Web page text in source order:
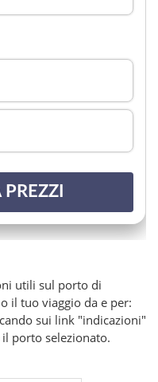
utili sul porto di
il tuo viaggio da e per:
sui link "indicazioni"
porto selezionato.